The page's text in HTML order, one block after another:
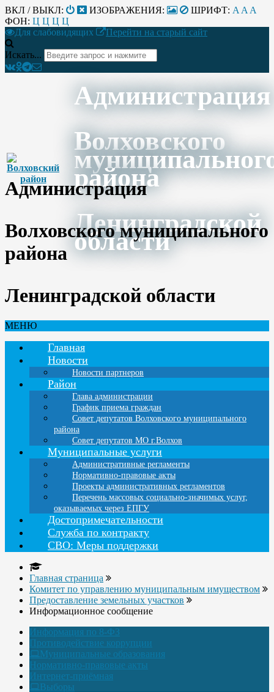
ВКЛ / ВЫКЛ: ИЗОБРАЖЕНИЯ: ШРИФТ: A A A
ФОН: Ц Ц Ц Ц
Для слабовидящих
Перейти на старый сайт
Искать...
Администрация
Волховского
района
Ленинградской
области
Администрация
Волховского муниципального
района
Ленинградской области
МЕНЮ
Главная
Новости
Новости партнеров
Район
Глава администрации
График приема граждан
Совет депутатов Волховского муниципального
района
Совет депутатов МО г.Волхов
Муниципальные услуги
Административные регламенты
Нормативно-правовые акты
Проекты административных регламентов
Перечень массовых социально-значимых услуг,
оказываемых через ЕПГУ
Достопримечательности
Служба по контракту
СВО: Меры поддержки
Главная страница
Комитет по управлению муниципальным имуществом
Предоставление земельных участков
Информационное сообщение
Информация по 8-ФЗ
Противодействие коррупции
Муниципальные образования
Нормативно-правовые акты
Интернет-приёмная
Выборы